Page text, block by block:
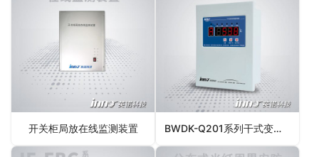
开关柜局放在线监测装置 BWDK-Q201系列干式变压器温控器